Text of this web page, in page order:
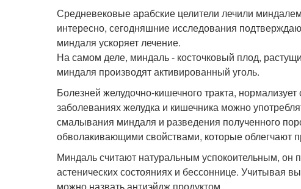
Средневековые арабские целители лечили
интересно, сегодняшние исследования
миндаля ускоряет лечение.
На самом деле, миндаль - косточковый плод,
миндаля производят активированный уголь.
Болезней желудочно-кишечного тракта,
заболеваниях желудка и кишечника можно
смалывания миндаля и разведения полученного
обволакивающими свойствами, которые облегчают
Миндаль считают натуральным успокоительным, он
астенических состояниях и бессоннице. Учитывая